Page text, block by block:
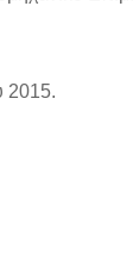
2015.